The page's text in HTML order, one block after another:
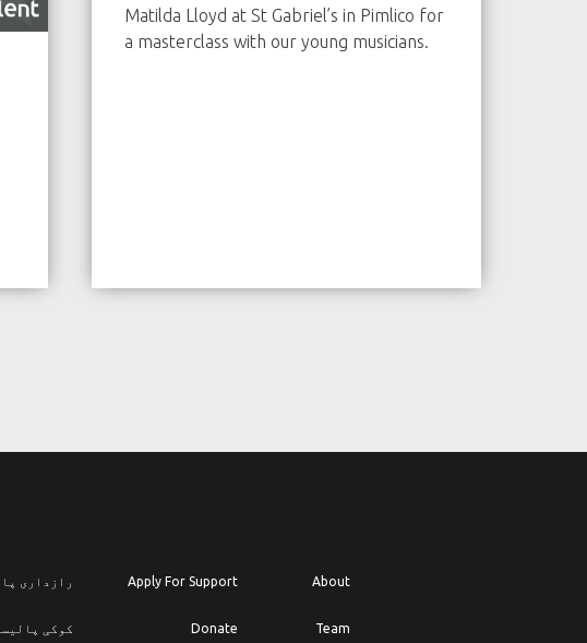
Matilda Lloyd at St Gabriel’s in Pimlico for
a masterclass with our young musicians.
رازداری
کوکی پالیسی
Apply For Support
Donate
About
Team